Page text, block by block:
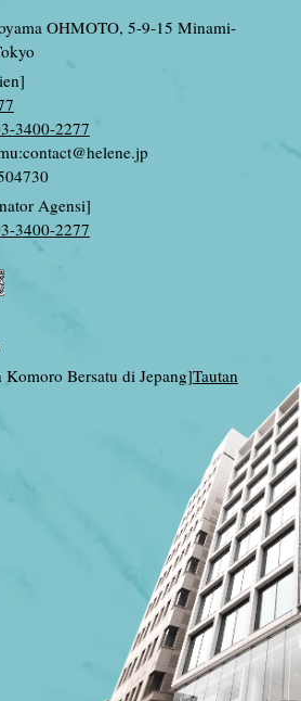
OHMOTO, 5-9-15 Minami-
3400-2277
contact@helene.jp
Agensi]
3400-2277
Bersatu di Jepang]Tautan